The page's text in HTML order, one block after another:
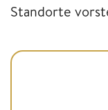
Standorte